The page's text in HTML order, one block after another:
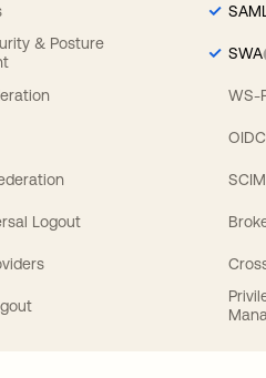
& Posture
Logout
SWA
WS-
OIDC
SCIM